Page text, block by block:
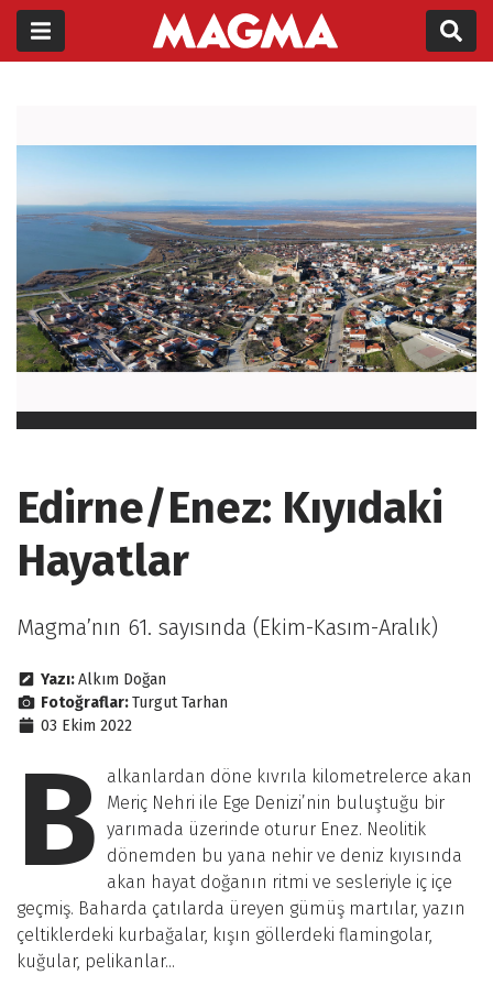
Edirne/Enez: Kıyıdaki
Hayatlar
Magma’nın 61. sayısında (Ekim-Kasım-Aralık)
Yazı:Alkım Doğan
Fotoğraflar:Turgut Tarhan
03 Ekim 2022
B
alkanlardan döne kıvrıla kilometrelerce akan
Meriç Nehri ile Ege Denizi’nin buluştuğu bir
yarımada üzerinde oturur Enez. Neolitik
dönemden bu yana nehir ve deniz kıyısında
akan hayat doğanın ritmi ve sesleriyle iç içe
geçmiş. Baharda çatılarda üreyen gümüş martılar, yazın
çeltiklerdeki kurbağalar, kışın göllerdeki flamingolar,
kuğular, pelikanlar...